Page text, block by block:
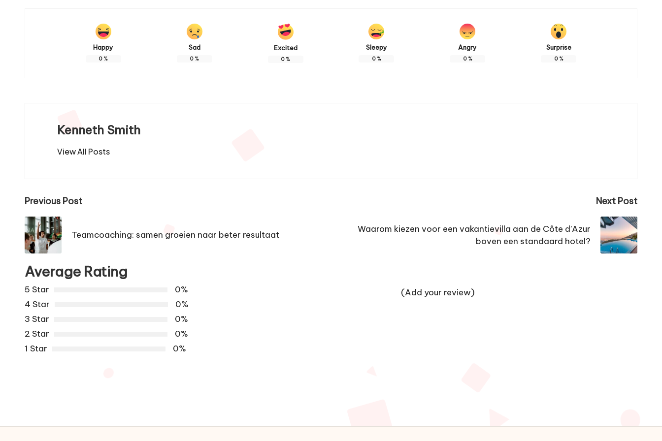
Happy
0 %
Sad
0 %
Excited
0 %
Sleepy
0%
Angry
0%
Surprise
0%
Kenneth Smith
View All Posts
Post
navigation
Previous Post
Teamcoaching: samen groeien naar beter resultaat
Next Post
Waarom kiezen voor een vakantievilla aan de Côte d’Azur
boven een standaard hotel?
Average Rating
5 Star
0%
4 Star
0%
3 Star
0%
2 Star
0%
1 Star
0%
(Add your review)